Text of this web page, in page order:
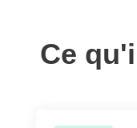
Ce